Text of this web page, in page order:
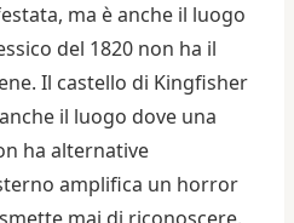
ma è anche il luogo
del 1820 non ha il
Il castello di Kingfisher
il luogo dove una
ha alternative
amplifica un horror